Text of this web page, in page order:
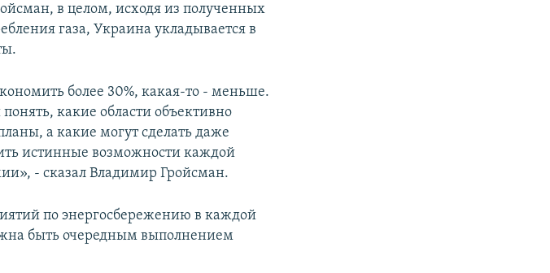
в целом, исходя из полученных
газа, Украина укладывается в
более 30%, какая-то - меньше.
какие области объективно
а какие могут сделать даже
истинные возможности каждой
- сказал Владимир Гройсман.
по энергосбережению в каждой
быть очередным выполнением